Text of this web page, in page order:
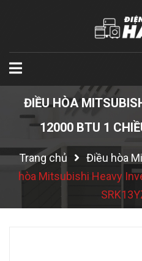
ĐIỀU HÒA
12000 BTU 1
Trang chủ Điều hòa
hòa Mitsubishi Heavy